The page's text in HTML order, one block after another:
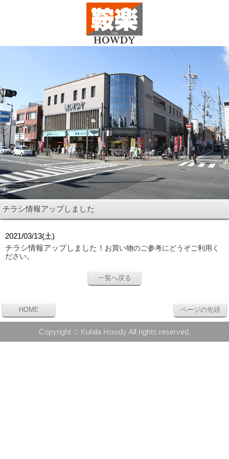
チラシ情報アップしました
2021/03/13(土)
チラシ情報アップしました！ お買い物のご参考にどうぞご利用く
ださい。
一覧へ戻る
HOME ページの先頭
Copyright © Kulala Howdy All rights reserved.